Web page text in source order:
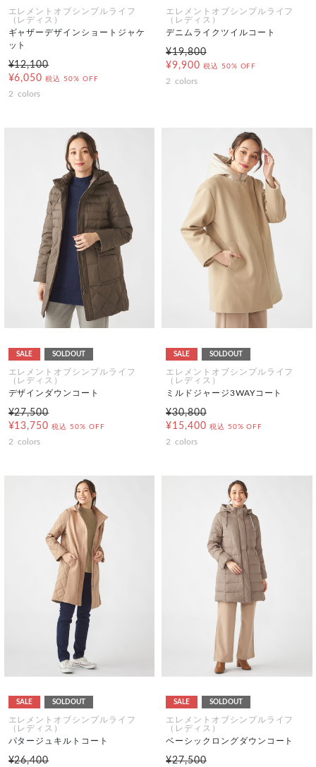
エレメントオブシンプルライフ
（レディス）
ギャザーデザインショートジャケ
ット
¥12,100
¥6,050 税込 50% OFF
2 colors
エレメントオブシンプルライフ
（レディス）
デニムライクツイルコート
¥19,800
¥9,900 税込 50% OFF
2 colors
SALE SOLDOUT
エレメントオブシンプルライフ
（レディス）
デザインダウンコート
¥27,500
¥13,750 税込 50% OFF
2 colors
SALE SOLDOUT
エレメントオブシンプルライフ
（レディス）
ミルドジャージ3WAYコート
¥30,800
¥15,400 税込 50% OFF
2 colors
SALE SOLDOUT
エレメントオブシンプルライフ
（レディス）
パタージュキルトコート
¥26,400
SALE SOLDOUT
エレメントオブシンプルライフ
（レディス）
ベーシックロングダウンコート
¥27,500